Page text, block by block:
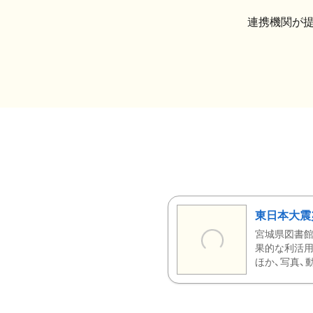
連携機関が
東日本大
宮城県図書
果的な利活
ほか、写真、